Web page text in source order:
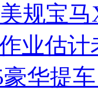
规宝
业估计
华提